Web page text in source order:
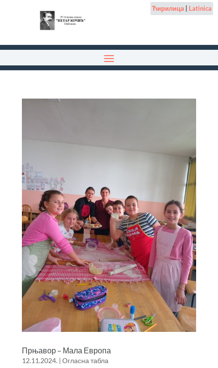
Ћирилица| Latinica
Прњавор – Мала Европа
12.11.2024. | Огласна табла